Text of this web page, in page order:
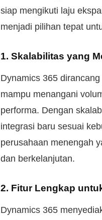
siap mengikuti laju
menjadi pilihan tepat
1. Skalabilitas yang
Dynamics 365
mampu menangani
performa. Dengan
integrasi baru sesuai
perusahaan menengah
dan berkelanjutan.
2. Fitur Lengkap
Dynamics 365